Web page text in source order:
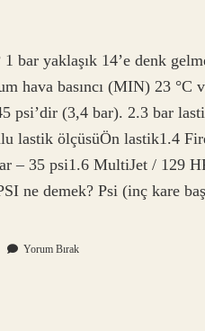
1 bar yaklaşık 14’e denk
hava basıncı (MIN) 23
psi’dir (3,4 bar). 2.3 bar
lastik ölçüsüÖn lastik1.4
– 35 psi1.6 MultiJet / 129
ne demek? Psi (inç kare
Yorum Bırak